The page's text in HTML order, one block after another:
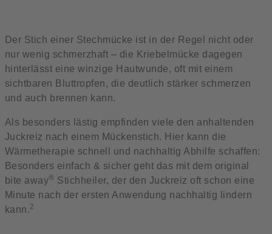
Der Stich einer Stechmücke ist in der Regel nicht oder
nur wenig schmerzhaft – die Kriebelmücke dagegen
hinterlässt eine winzige Hautwunde, oft mit einem
sichtbaren Bluttropfen, die deutlich stärker schmerzen
und auch brennen kann.
Als besonders lästig empfinden viele den anhaltenden
Juckreiz nach einem Mückenstich. Hier kann die
Wärmetherapie schnell und nachhaltig Abhilfe schaffen:
Besonders einfach & sicher geht das mit dem original
bite away® Stichheiler, der den Juckreiz oft schon eine
Minute nach der ersten Anwendung nachhaltig lindern
kann.2